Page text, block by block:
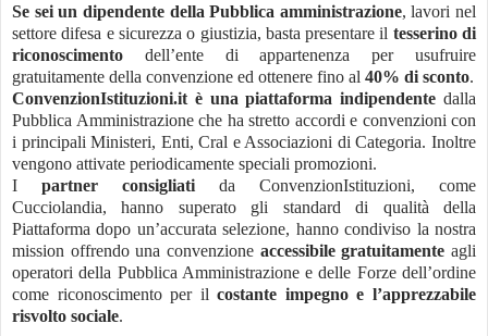
Se sei un dipendente della Pubblica amministrazione, lavori nel
settore difesa e sicurezza o giustizia, basta presentare il tesserino di
riconoscimento dell’ente di appartenenza per usufruire
gratuitamente della convenzione ed ottenere fino al 40% di sconto.
ConvenzionIstituzioni.it è una piattaforma indipendente dalla
Pubblica Amministrazione che ha stretto accordi e convenzioni con
i principali Ministeri, Enti, Cral e Associazioni di Categoria. Inoltre
vengono attivate periodicamente speciali promozioni.
I partner consigliati da ConvenzionIstituzioni, come
Cucciolandia, hanno superato gli standard di qualità della
Piattaforma dopo un’accurata selezione, hanno condiviso la nostra
mission offrendo una convenzione accessibile gratuitamente agli
operatori della Pubblica Amministrazione e delle Forze dell’ordine
come riconoscimento per ilcostante impegno e l’apprezzabile
risvolto sociale.